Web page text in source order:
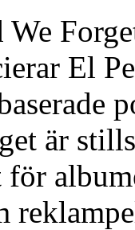
El
är
för